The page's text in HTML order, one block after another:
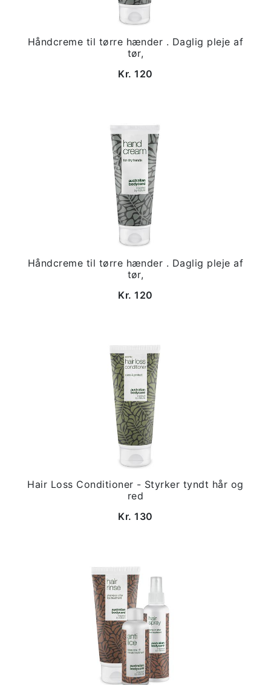
Håndcreme til tørre hænder . Daglig pleje af
tør,
Kr. 120
Håndcreme til tørre hænder . Daglig pleje af
tør,
Kr. 120
Hair Loss Conditioner - Styrker tyndt hår og
red
Kr. 130